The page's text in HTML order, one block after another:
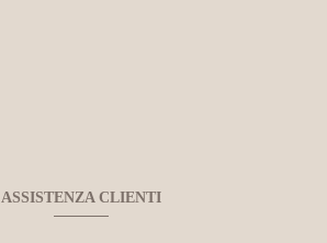
ASSISTENZA CLIENTI